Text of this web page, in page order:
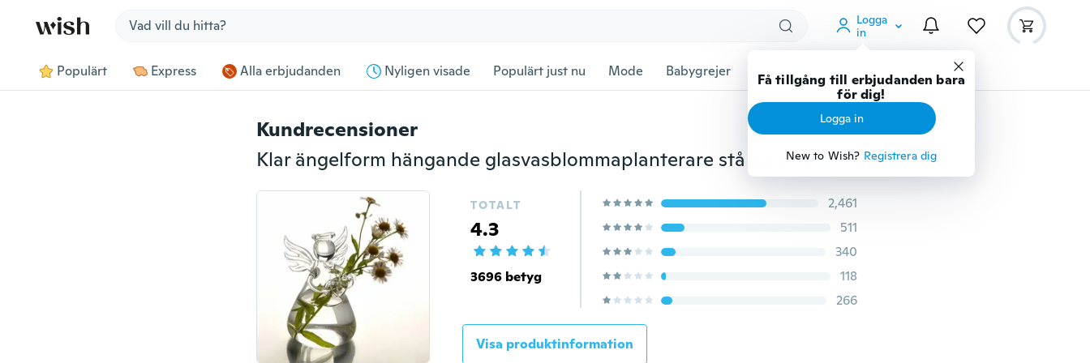
Logga
in
Få tillgång till erbjudanden bara
för dig!
Logga in
New to Wish? Registrera dig
Populärt Express Alla erbjudanden Nyligen visade Populärt just nu Mode Babygrejer Djurtillbehör Teknikprylar Mer
Kundrecensioner
Klar ängelform hängande glasvasblommaplanterare stå hydroponisk flaska
TOTALT
4.3
3696 betyg
2,461
511
340
118
266
Visa produktinformation